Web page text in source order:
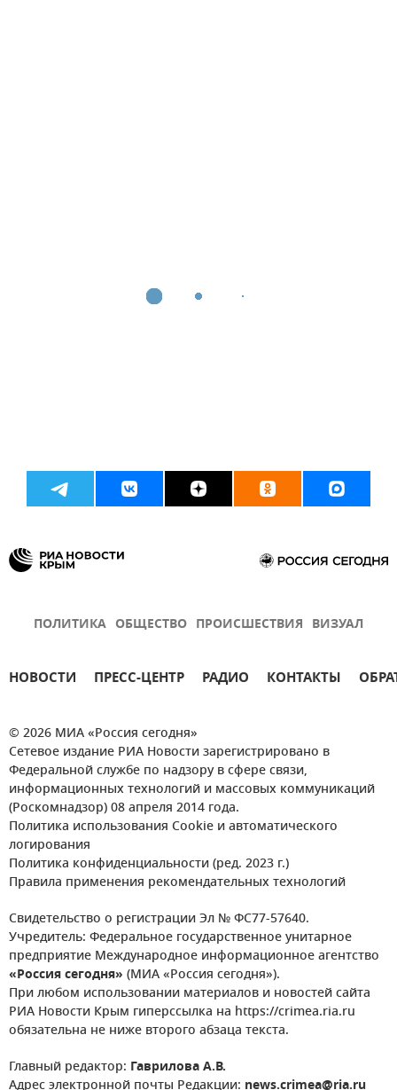
ПОЛИТИКА ОБЩЕСТВО ПРОИСШЕСТВИЯ ВИЗУАЛ
НОВОСТИ ПРЕСС-ЦЕНТР РАДИО КОНТАКТЫ
© 2026 МИА «Россия сегодня»
Сетевое издание РИА Новости зарегистрировано в
Федеральной службе по надзору в сфере связи,
информационных технологий и массовых коммуникаций
(Роскомнадзор) 08 апреля 2014 года.
Политика использования Cookie и автоматического
логирования
Политика конфиденциальности (ред. 2023 г.)
Правила применения рекомендательных технологий
Свидетельство о регистрации Эл № ФС77-57640.
Учредитель: Федеральное государственное унитарное
предприятие Международное информационное агентство
«Россия сегодня» (МИА «Россия сегодня»).
При любом использовании материалов и новостей сайта
РИА Новости Крым гиперссылка на https://crimea.ria.ru
обязательна не ниже второго абзаца текста.
Главный редактор: Гаврилова А.В.